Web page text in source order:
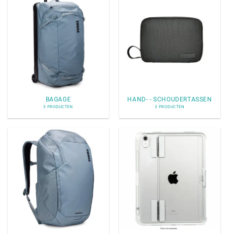
BAGAGE
5 PRODUCTEN
HAND- - SCHOUDERTASSEN
3 PRODUCTEN